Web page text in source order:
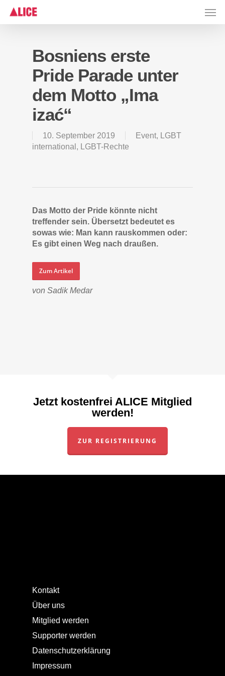
main
Bosniens erste
Pride Parade unter
dem Motto „Ima
izać“
10. September 2019 Event, LGBT
international , LGBT-Rechte
Das Motto der Pride könnte nicht
treffender sein. Übersetzt bedeutet es
sowas wie: Man kann rauskommen oder:
Es gibt einen Weg nach draußen.
Zum Artikel
von Sadik Medar
Jetzt kostenfrei ALICE Mitglied
werden!
ZUR REGISTRIERUNG
Kontakt
Über uns
Mitglied werden
Supporter werden
Datenschutzerklärung
Impressum